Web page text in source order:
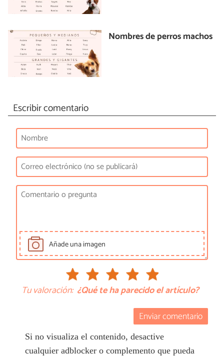
Nombres de perros machos
Escribir comentario
Añade una imagen
Tu valoración: ¿Qué te ha parecido el artículo?
Enviar comentario
Si no visualiza el contenido, desactive
cualquier adblocker o complemento que pueda